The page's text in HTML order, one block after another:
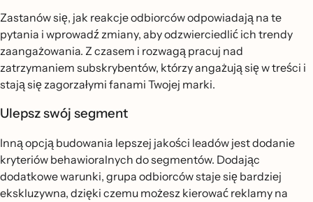
Zastanów się, jak reakcje odbiorców odpowiadają na te
pytania i wprowadź zmiany, aby odzwierciedlić ich trendy
zaangażowania. Z czasem i rozwagą pracuj nad
zatrzymaniem subskrybentów, którzy angażują się w treści i
stają się zagorzałymi fanami Twojej marki.
Ulepsz swój segment
Inną opcją budowania lepszej jakości leadów jest dodanie
kryteriów behawioralnych do segmentów. Dodając
dodatkowe warunki, grupa odbiorców staje się bardziej
ekskluzywna, dzięki czemu możesz kierować reklamy na